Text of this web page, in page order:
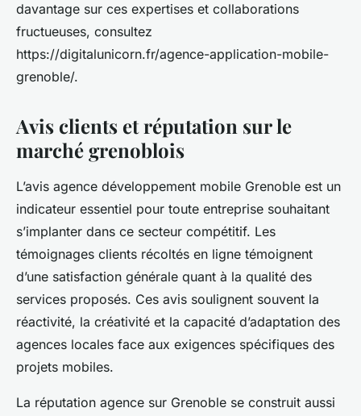
davantage sur ces expertises et collaborations
fructueuses, consultez
https://digitalunicorn.fr/agence-application-mobile-
grenoble/.
Avis clients et réputation sur le
marché grenoblois
L’avis agence développement mobile Grenoble est un
indicateur essentiel pour toute entreprise souhaitant
s’implanter dans ce secteur compétitif. Les
témoignages clients récoltés en ligne témoignent
d’une satisfaction générale quant à la qualité des
services proposés. Ces avis soulignent souvent la
réactivité, la créativité et la capacité d’adaptation des
agences locales face aux exigences spécifiques des
projets mobiles.
La réputation agence sur Grenoble se construit aussi